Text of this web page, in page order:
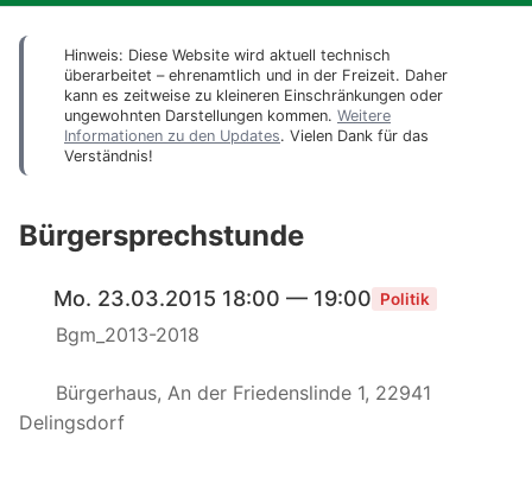
Hinweis: Diese Website wird aktuell technisch
überarbeitet – ehrenamtlich und in der Freizeit. Daher
kann es zeitweise zu kleineren Einschränkungen oder
ungewohnten Darstellungen kommen. Weitere
Informationen zu den Updates. Vielen Dank für das
Verständnis!
Bürgersprechstunde
Mo. 23.03.2015 18:00 — 19:00 Politik
Bgm_2013-2018
Bürgerhaus, An der Friedenslinde 1, 22941
Delingsdorf